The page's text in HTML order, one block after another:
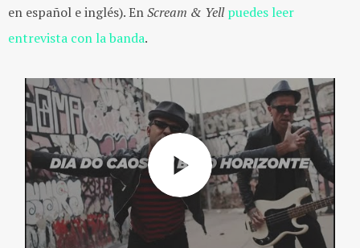
en español e inglés). EnScream & Yellpuedes leer
entrevista con la banda.